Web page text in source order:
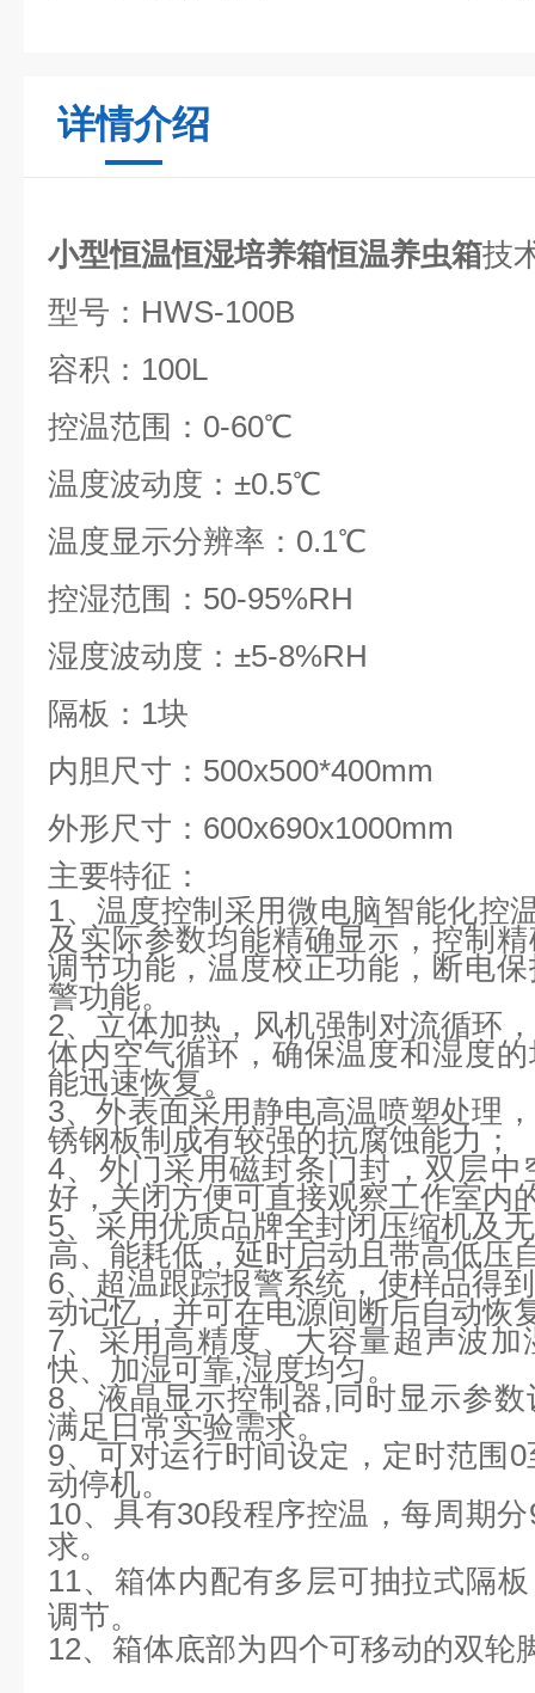
详情介绍
小型恒温恒湿培养箱恒温养虫箱技
型号：HWS-100B
容积：100L
控温范围：0-60℃
温度波动度：±0.5℃
温度显示分辨率：0.1℃
控湿范围：50-95%RH
湿度波动度：±5-8%RH
隔板：1块
内胆尺寸：500x500*400mm
外形尺寸：600x690x1000mm
主要特征：
1、温度控制采用微电脑智能化控
及实际参数均能精确显示，控制
调节功能，温度校正功能，断电
警功能。
2、立体加热，风机强制对流循环
体内空气循环，确保温度和湿度
能迅速恢复。
3、外表面采用静电高温喷塑处理
锈钢板制成有较强的抗腐蚀能力；
4、外门采用磁封条门封，双层
好，关闭方便可直接观察工作室内
5、采用优质品牌全封闭压缩机及
高、能耗低，延时启动且带高低压
6、超温跟踪报警系统，使样品得
动记忆，并可在电源间断后自动恢
7、采用高精度、大容量超声波
快、加湿可靠,湿度均匀。
8、液晶显示控制器,同时显示参
满足日常实验需求。
9、可对运行时间设定，定时范围
动停机。
10、具有30段程序控温，每周期
求。
11、箱体内配有多层可抽拉式隔
调节。
12、箱体底部为四个可移动的双轮